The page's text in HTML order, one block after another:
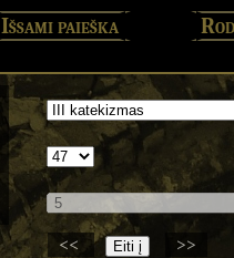
Išsami paieška
<<
>>